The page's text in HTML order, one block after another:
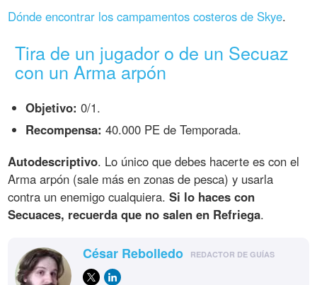
Dónde encontrar los campamentos costeros de Skye.
Tira de un jugador o de un Secuaz
con un Arma arpón
Objetivo: 0/1.
Recompensa: 40.000 PE de Temporada.
Autodescriptivo. Lo único que debes hacerte es con el
Arma arpón (sale más en zonas de pesca) y usarla
contra un enemigo cualquiera.Si lo haces con
Secuaces, recuerda que no salen en Refriega.
César Rebolledo REDACTOR DE GUÍAS